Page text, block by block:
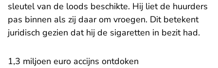
sleutel van de loods beschikte. Hij liet de huurders
pas binnen als zij daar om vroegen. Dit betekent
juridisch gezien dat hij de sigaretten in bezit had.
​1,3 miljoen euro accijns ontdoken